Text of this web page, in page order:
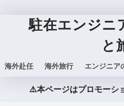
駐在エンジニ
と
海外赴任 海外旅行 エンジニア
⚠️本ページはプロモーシ